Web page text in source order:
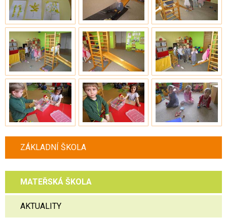
ZÁKLADNÍ ŠKOLA
MATEŘSKÁ ŠKOLA
AKTUALITY